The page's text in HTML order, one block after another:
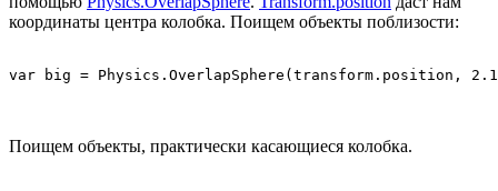
координаты центра колобка. Поищем объекты поблизости:
Поищем объекты, практически касающиеся колобка.